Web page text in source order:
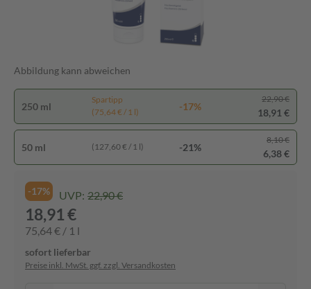
Abbildung kann abweichen
250 ml
Spartipp
(75,64 € / 1 l)
-17%
22,90 €
18,91 €
50 ml (127,60 € / 1 l) -21%
8,10 €
6,38 €
-17% UVP: 22,90 €
18,91 €
75,64 € / 1 l
sofort lieferbar
Preise inkl. MwSt. ggf. zzgl. Versandkosten